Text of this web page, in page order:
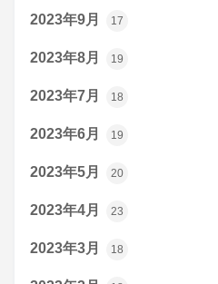
2023年9月 17
2023年8月 19
2023年7月 18
2023年6月 19
2023年5月 20
2023年4月 23
2023年3月 18